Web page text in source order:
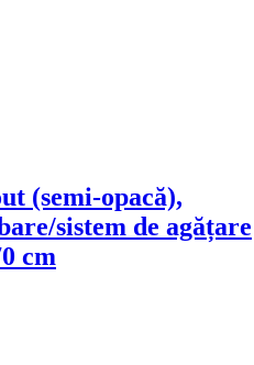
(semi-opacă),
sistem de agățare
cm